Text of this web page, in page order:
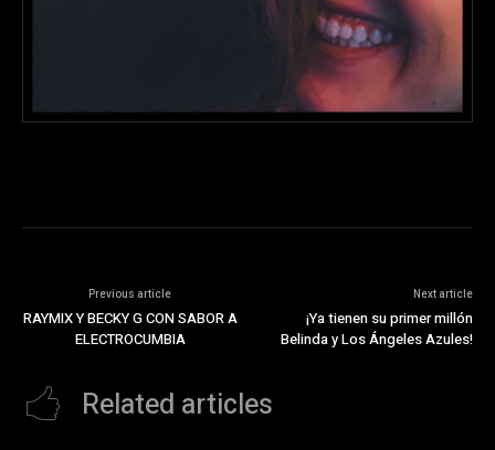
Previous article
RAYMIX Y BECKY G CON SABOR A
ELECTROCUMBIA
Next article
¡Ya tienen su primer millón
Belinda y Los Ángeles Azules!
Related articles